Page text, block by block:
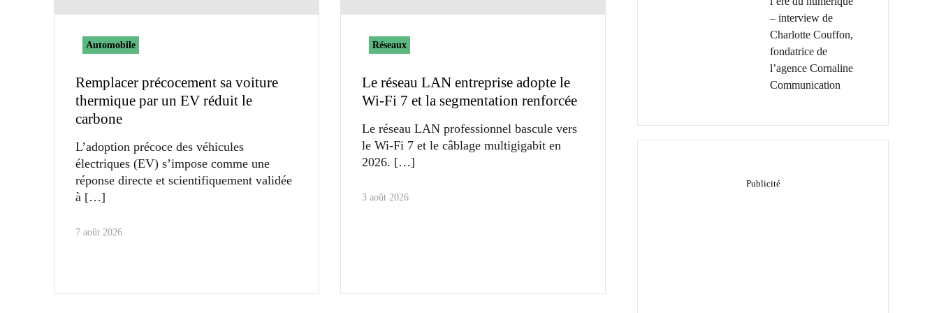
Automobile
Remplacer précocement sa voiture
thermique par un EV réduit le
carbone
L’adoption précoce des véhicules
électriques (EV) s’impose comme une
réponse directe et scientifiquement validée
à
7 août 2026
Réseaux
Le réseau LAN entreprise adopte le
Wi-Fi 7 et la segmentation renforcée
Le réseau LAN professionnel bascule vers
le Wi-Fi 7 et le câblage multigigabit en
2026.
3 août 2026
– interview de
Charlotte Couffon,
fondatrice de
l’agence Cornaline
Communication